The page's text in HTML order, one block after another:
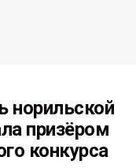
норильской
призёром
конкурса